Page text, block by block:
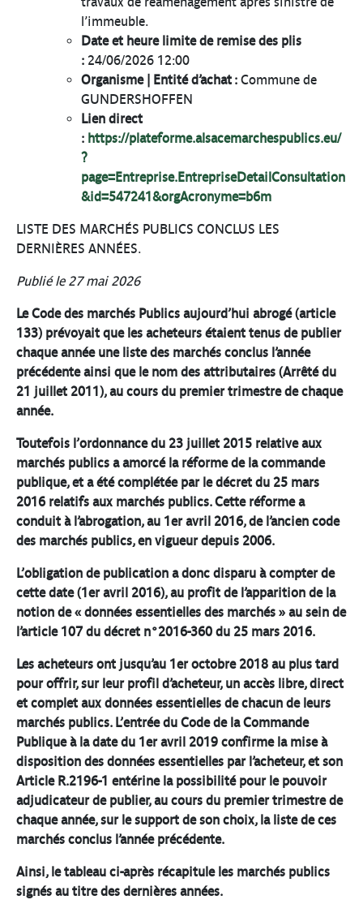
l’immeuble.
Date et heure limite de remise des plis
: 24/06/2026 12:00
Organisme | Entité d’achat : Commune de
GUNDERSHOFFEN
Lien direct
: https://plateforme.alsacemarchespublics.eu/
?
page=Entreprise.EntrepriseDetailConsultation
&id=547241&orgAcronyme=b6m
LISTE DES MARCHÉS PUBLICS CONCLUS LES
DERNIÈRES ANNÉES.
Publié le 27 mai 2026
Le Code des marchés Publics aujourd’hui abrogé (article
133) prévoyait que les acheteurs étaient tenus de publier
chaque année une liste des marchés conclus l’année
précédente ainsi que le nom des attributaires (Arrêté du
21 juillet 2011), au cours du premier trimestre de chaque
année.
Toutefois l’ordonnance du 23 juillet 2015 relative aux
marchés publics a amorcé la réforme de la commande
publique, et a été complétée par le décret du 25 mars
2016 relatifs aux marchés publics. Cette réforme a
conduit à l’abrogation, au 1er avril 2016, de l’ancien code
des marchés publics, en vigueur depuis 2006.
L’obligation de publication a donc disparu à compter de
cette date (1er avril 2016), au profit de l’apparition de la
notion de « données essentielles des marchés » au sein de
l’article 107 du décret n°2016-360 du 25 mars 2016.
Les acheteurs ont jusqu’au 1er octobre 2018 au plus tard
pour offrir, sur leur profil d’acheteur, un accès libre, direct
et complet aux données essentielles de chacun de leurs
marchés publics. L’entrée du Code de la Commande
Publique à la date du 1er avril 2019 confirme la mise à
disposition des données essentielles par l’acheteur, et son
Article R.2196-1 entérine la possibilité pour le pouvoir
adjudicateur de publier, au cours du premier trimestre de
chaque année, sur le support de son choix, la liste de ces
marchés conclus l’année précédente.
Ainsi, le tableau ci-après récapitule les marchés publics
signés au titre des dernières années.